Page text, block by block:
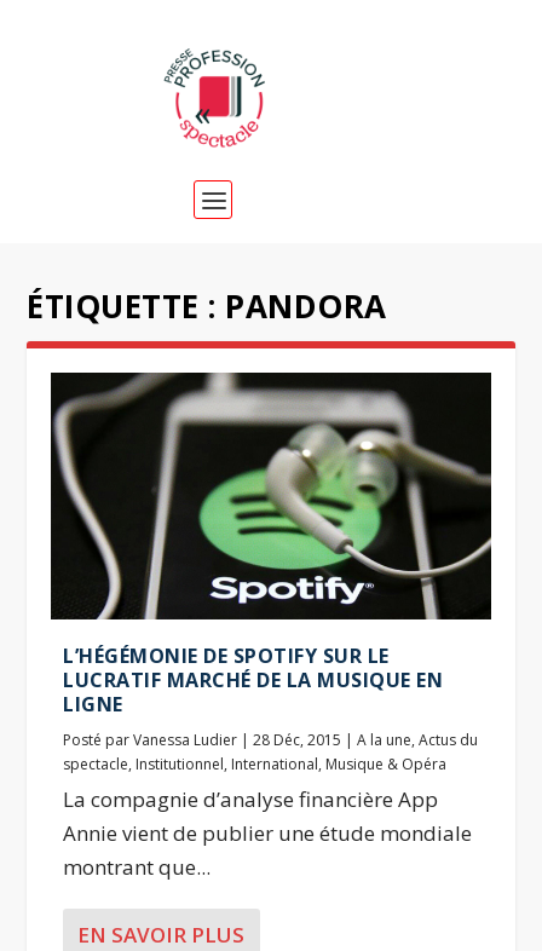
ÉTIQUETTE : PANDORA
L’HÉGÉMONIE DE SPOTIFY SUR LE
LUCRATIF MARCHÉ DE LA MUSIQUE EN
LIGNE
Posté parVanessa Ludier |28 Déc, 2015 |A la une,Actus du
spectacle, Institutionnel, International, Musique & Opéra
La compagnie d’analyse financière App
Annie vient de publier une étude mondiale
montrant que...
EN SAVOIR PLUS